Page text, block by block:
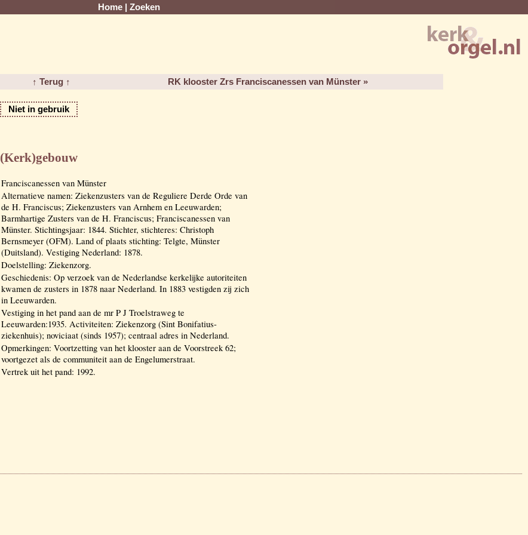
Home Zoeken
↑ Terug ↑ RK klooster Zrs Franciscanessen van Münster »
Niet in gebruik
(Kerk)gebouw
Franciscanessen van Münster
Alternatieve namen: Ziekenzusters van de Reguliere Derde Orde van
de H. Franciscus; Ziekenzusters van Arnhem en Leeuwarden;
Barmhartige Zusters van de H. Franciscus; Franciscanessen van
Münster. Stichtingsjaar: 1844. Stichter, stichteres: Christoph
Bernsmeyer (OFM). Land of plaats stichting: Telgte, Münster
(Duitsland). Vestiging Nederland: 1878.
Doelstelling: Ziekenzorg.
Geschiedenis: Op verzoek van de Nederlandse kerkelijke autoriteiten
kwamen de zusters in 1878 naar Nederland. In 1883 vestigden zij zich
in Leeuwarden.
Vestiging in het pand aan de mr P J Troelstraweg te
Leeuwarden:1935. Activiteiten: Ziekenzorg (Sint Bonifatius-
ziekenhuis); noviciaat (sinds 1957); centraal adres in Nederland.
Opmerkingen: Voortzetting van het klooster aan de Voorstreek 62;
voortgezet als de communiteit aan de Engelumerstraat.
Vertrek uit het pand: 1992.